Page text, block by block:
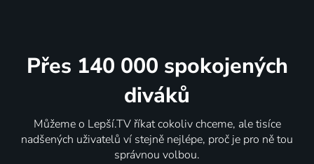
Přes 140 000 spokojených
diváků
Můžeme o Lepší.TV říkat cokoliv chceme, ale tisíce
nadšených uživatelů ví stejně nejlépe, proč je pro ně tou
správnou volbou.